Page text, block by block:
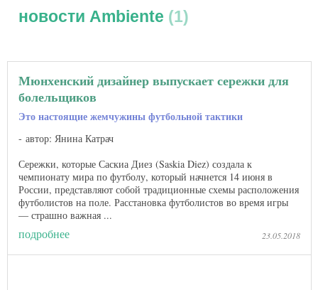
новости Ambiente 1
Мюнхенский дизайнер выпускает сережки для
болельщиков
Это настоящие жемчужины футбольной тактики
автор: Янина Катрач
Сережки, которые Саскиа Диез (Saskia Diez) создала к
чемпионату мира по футболу, который начнется 14 июня в
России, представляют собой традиционные схемы расположения
футболистов на поле. Расстановка футболистов во время игры
— страшно важная ...
подробнее 23.05.2018